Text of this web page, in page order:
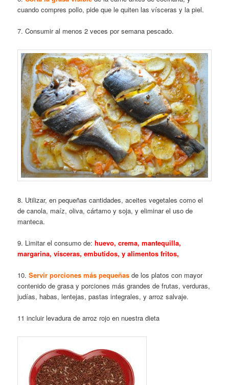
cuando compres pollo, pide que le quiten las vísceras y la piel.
7. Consumir al menos 2 veces por semana pescado.
8. Utilizar, en pequeñas cantidades, aceites vegetales como el
de canola, maíz, oliva, cártamo y soja, y eliminar el uso de
manteca.
9. Limitar el consumo de: huevo, crema, mantequilla,
margarina, vísceras, embutidos, y alimentos fritos,
10.Servir porciones más pequeñasde los platos con mayor
contenido de grasa y porciones más grandes de frutas, verduras,
judías, habas, lentejas, pastas integrales, y arroz salvaje.
11 incluir levadura de arroz rojo en nuestra dieta